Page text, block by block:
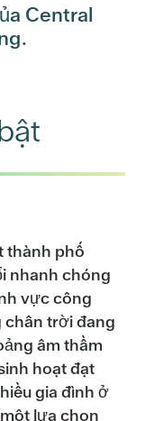
Central
thành phố
nhanh chóng
vực công
chân trời đang
âm thầm
hoạt đạt
gia đình ở
lựa chọn